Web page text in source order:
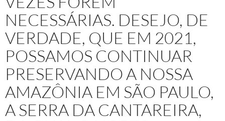
NECESSÁRIAS. DESEJO, DE
VERDADE, QUE EM 2021,
POSSAMOS CONTINUAR
PRESERVANDO A NOSSA
AMAZÔNIA EM SÃO PAULO,
A SERRA DA CANTAREIRA,